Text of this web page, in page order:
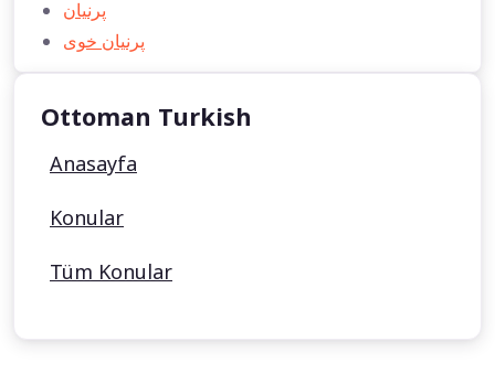
پرنیان
پرنیان خوی
Ottoman Turkish
Anasayfa
Konular
Tüm Konular